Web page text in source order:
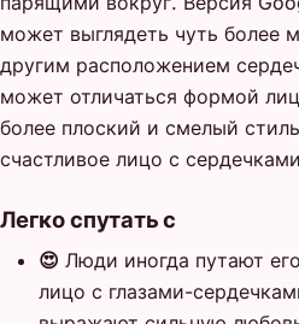
может выглядеть чуть более
другим расположением
может отличаться формой
более плоский и смелый
счастливое лицо с
Легко спутать с
😍 Люди иногда путают
лицо с глазами-